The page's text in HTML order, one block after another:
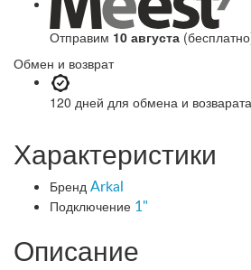
Отправим 10 августа
Обмен и возврат
120 дней для обмена и
Характеристики
Бренд Arkal
Подключение 1"
Описание